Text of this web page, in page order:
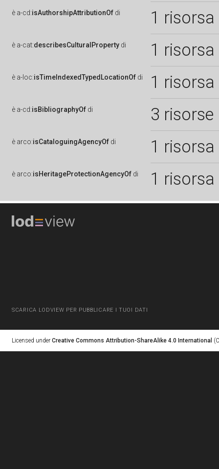
è a-cd:isAuthorshipAttributionOf di 1 risorsa
è a-cat:describesCulturalProperty di 1 risorsa
è a-loc:isTimeIndexedTypedLocationOf di 1 risorsa
è a-cd:isBibliographyOf di 3 risorse
è arco:isCataloguingAgencyOf di 1 risorsa
è arco:isHeritageProtectionAgencyOf di 1 risorsa
SCARICA LODVIEW PER PUBBLICARE I TUOI DATI
Licensed under Creative Commons Attribution-ShareAlike 4.0 International